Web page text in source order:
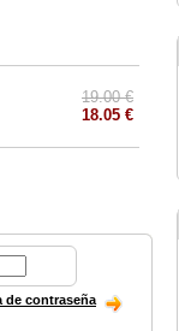
19.00 €
18.05 €
de contraseña